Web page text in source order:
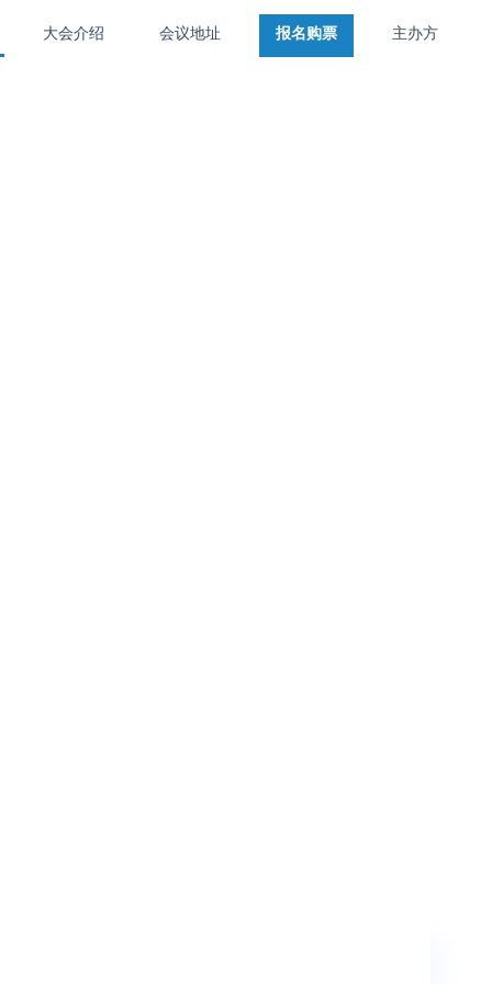
大会介绍 活动地址 报名购票 主办方
大会介绍 会议地址 报名购票 主办方